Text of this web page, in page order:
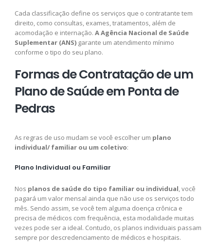
Cada classificação define os serviços que o contratante tem
direito, como consultas, exames, tratamentos, além de
acomodação e internação. A Agência Nacional de Saúde
Suplementar (ANS) garante um atendimento mínimo
conforme o tipo do seu plano.
Formas de Contratação de um
Plano de Saúde em Ponta de
Pedras
As regras de uso mudam se você escolher um plano
individual/ familiar ou um coletivo:
Plano Individual ou Familiar
Nos planos de saúde do tipo familiar ou individual, você
pagará um valor mensal ainda que não use os serviços todo
mês. Sendo assim, se você tem alguma doença crônica e
precisa de médicos com frequência, esta modalidade muitas
vezes pode ser a ideal. Contudo, os planos individuais passam
sempre por descredenciamento de médicos e hospitais.